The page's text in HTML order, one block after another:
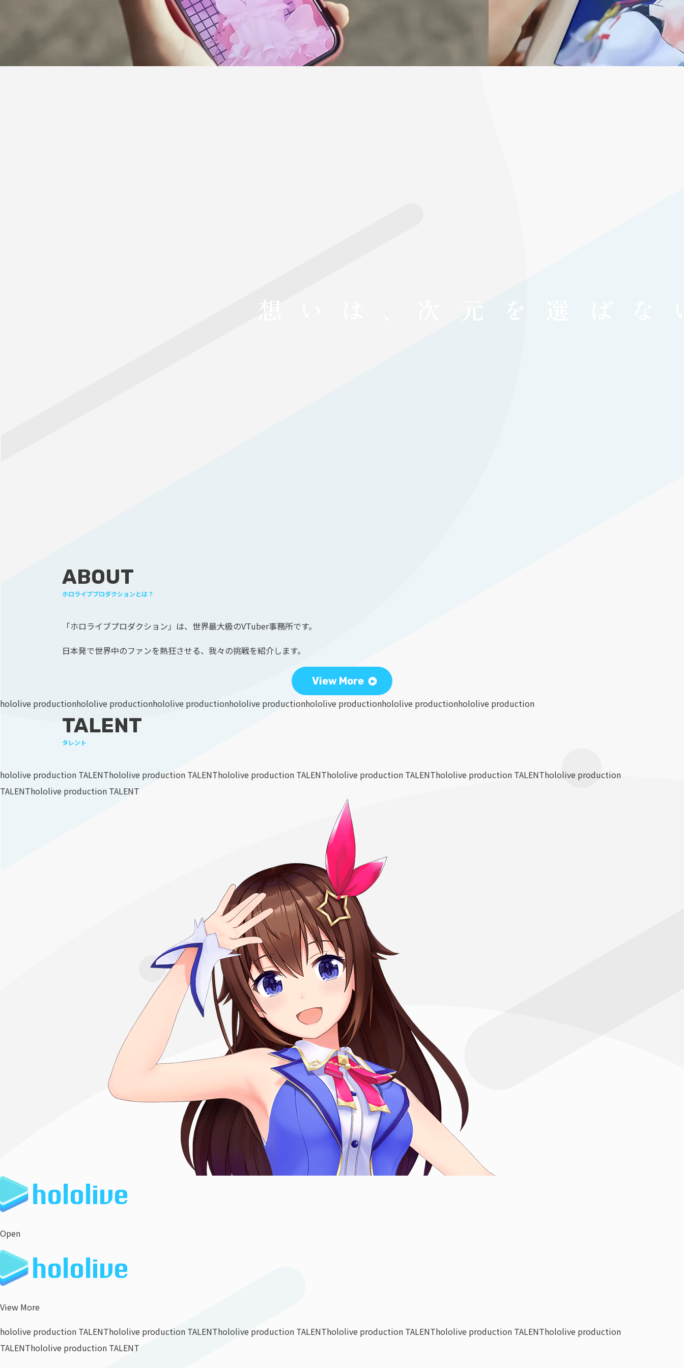
サポーターガイドライン
ABOUT
ホロライブプロダクションとは？
「ホロライブプロダクション」は、 世界最大級のVTuber事務所です。
日本発で世界中のファンを熱狂させる、 我々の挑戦を紹介します。
View More
hololive productionhololive productionhololive productionhololive productionhololive productionhololive productionhololive production
TALENT
タレント
hololive production TALENThololive production TALENThololive production TALENThololive production TALENThololive production TALENThololive production
TALENThololive production TALENT
Open
View More
hololive production TALENThololive production TALENThololive production TALENThololive production TALENThololive production TALENThololive production
TALENThololive production TALENT